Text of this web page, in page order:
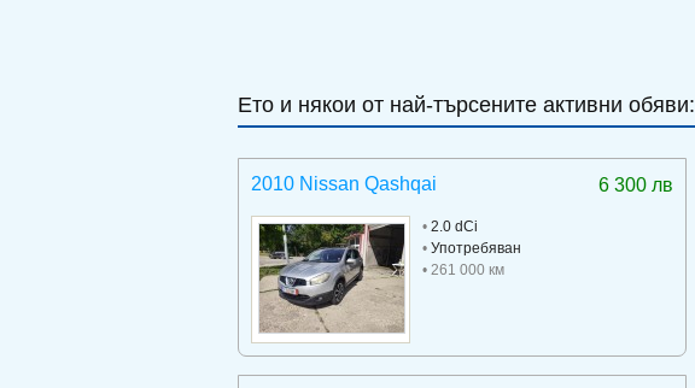
Ето и някои от най-търсените активни обяви:
6 300 лв
2010 Nissan Qashqai
• 2.0 dCi
• Употребяван
• 261 000 км